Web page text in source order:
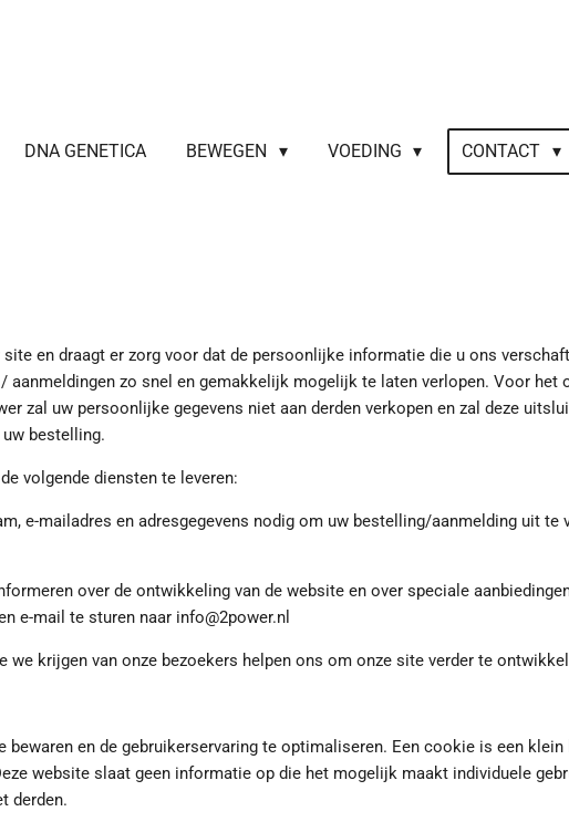
DNA GENETICA BEWEGEN VOEDING CONTACT
en draagt er zorg voor dat de persoonlijke informatie die u ons
aanmeldingen zo snel en gemakkelijk mogelijk te laten verlopen. Voor het
zal uw persoonlijke gegevens niet aan derden verkopen en zal deze
bestelling.
volgende diensten te leveren:
e-mailadres en adresgegevens nodig om uw bestelling/aanmelding uit te
over de ontwikkeling van de website en over speciale
e-mail te sturen naar info@2power.nl
we krijgen van onze bezoekers helpen ons om onze site verder te
en de gebruikerservaring te optimaliseren. Een cookie is een
website slaat geen informatie op die het mogelijk maakt individuele
derden.